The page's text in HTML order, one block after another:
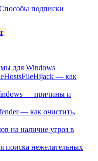
подписки
для Windows
— как
— причины и
— как очистить,
на наличие угроз в
поиска нежелательных